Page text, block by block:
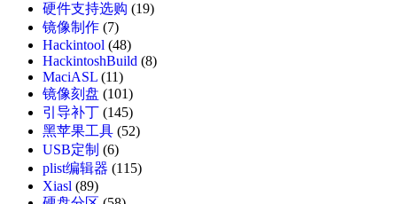
硬件支持选购 (19)
镜像制作 (7)
Hackintool (48)
HackintoshBuild (8)
MaciASL (11)
镜像刻盘 (101)
引导补丁 (145)
黑苹果工具 (52)
USB定制 (6)
plist编辑器 (115)
Xiasl (89)